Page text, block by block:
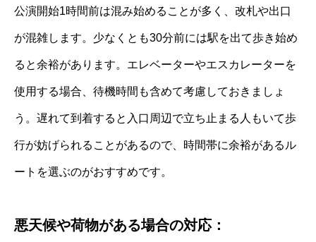
公演開始1時間前は混み始めることが多く、改札や出口
が混雑します。少なくとも30分前には駅を出て歩き始め
ると余裕があります。エレベーターやエスカレーターを
使用する場合、待機時間も含めて考慮しておきましょ
う。遅れて到着すると入口周辺で立ち止まる人もいて歩
行が妨げられることがあるので、時間帯に余裕があるル
ートを選ぶのがおすすめです。
悪天候や荷物がある場合の対応：